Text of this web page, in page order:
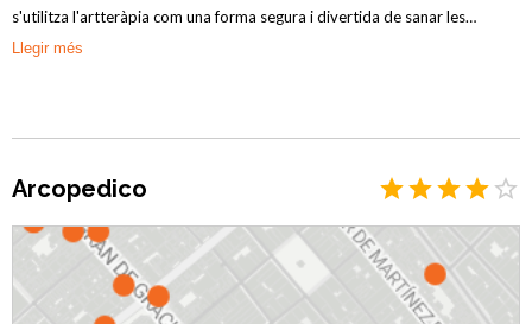
s'utilitza l'artteràpia com una forma segura i divertida de sanar les
emocions. Amb anys d'experiència en el camp i un enfocament únic,
Llegir més
Arcopedico